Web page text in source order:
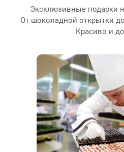
Эксклюзивные подарки
От шоколадной открытки
Красиво и